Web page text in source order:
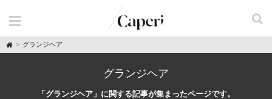
H
o
グランジヘア
グランジヘア
「グランジヘア」に関する記事が集まったページです。